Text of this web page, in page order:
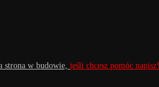
strona w budowie, jeśli chcesz pomóc napisz!